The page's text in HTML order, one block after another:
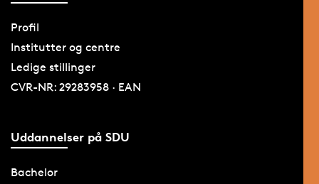
Profil
Institutter og centre
Ledige stillinger
CVR-NR: 29283958 · EAN
Uddannelser på SDU
Bachelor